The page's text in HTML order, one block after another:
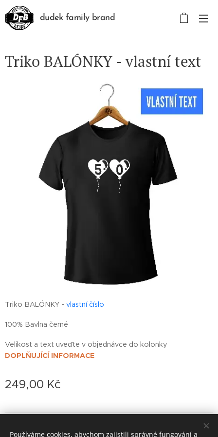
dudek family brand
Triko BALÓNKY - vlastní text
Triko BALÓNKY - vlastní číslo
100% Bavlna černé
Velikost a text uveďte v objednávce do kolonky
DOPLŇUJÍCÍ INFORMACE
249,00 Kč
Používáme cookies, abychom zajistili správné fungování a